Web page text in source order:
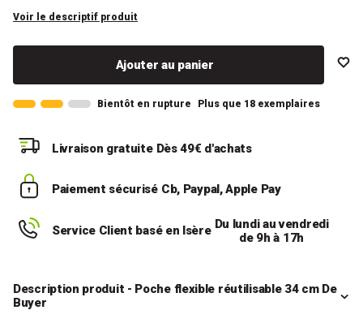
Voir le descriptif produit
Ajouter au panier
Bientôt en rupture Plus que 18 exemplaires
Livraison gratuite Dès 49€ d'achats
Paiement sécurisé Cb, Paypal, Apple Pay
Service Client basé en Isère Du lundi au vendredi
de 9h à 17h
Description produit - Poche flexible réutilisable 34 cm De
Buyer